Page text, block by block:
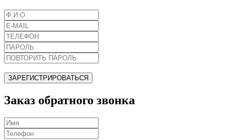
ЗАРЕГИСТРИРОВАТЬСЯ
Заказ обратного звонка